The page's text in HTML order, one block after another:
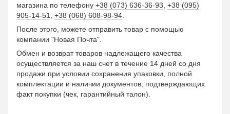
магазина по телефону +38 (073) 636-36-93 +38 (095)
905-14-51
+38 (068) 608-98-94
После этого, можете отправить товар с помощью
компании "Новая Почта".
Обмен и возврат товаров надлежащего качества
осуществляется за наш счет в течение 14 дней со дня
продажи при условии сохранения упаковки, полной
комплектации и наличии документов, подтверждающих
факт покупки (чек, гарантийный талон).